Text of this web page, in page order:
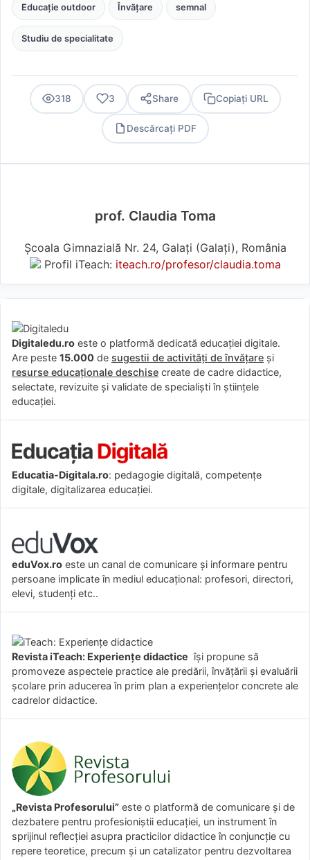
Educație outdoor Învățare semnal
Studiu de specialitate
318 3 Share Copiați URL
Descărcați PDF
prof. Claudia Toma
Școala Gimnazială Nr. 24, Galați (Galaţi), România
Profil iTeach: iteach.ro/profesor/claudia.toma
Digitaledu.ro este o platformă dedicată educației digitale.
Are peste 15.000 de sugestii de activități de învățare și
resurse educaționale deschise create de cadre didactice,
selectate, revizuite și validate de specialiști în științele
educației.
Educatia-Digitala.ro: pedagogie digitală, competențe
digitale, digitalizarea educației.
eduVox.ro este un canal de comunicare și informare pentru
persoane implicate în mediul educațional: profesori, directori,
elevi, studenți etc..
Revista iTeach: Experienţe didactice îşi propune să
promoveze aspectele practice ale predării, învăţării şi evaluării
şcolare prin aducerea în prim plan a experienţelor concrete ale
cadrelor didactice.
„Revista Profesorului” este o platformă de comunicare și de
dezbatere pentru profesioniștii educației, un instrument în
sprijinul reflecției asupra practicilor didactice în conjuncție cu
repere teoretice, precum și un catalizator pentru dezvoltarea